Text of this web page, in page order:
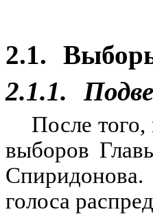
2.1.
2.1.1.
После
выборов
голоса